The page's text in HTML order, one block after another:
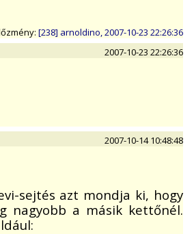
[238] arnoldino, 2007-10-23 22:26:36
2007-10-23 22:26:36
2007-10-14 10:48:48
sejtés azt mondja ki, hogy
nagyobb a másik kettőnél.